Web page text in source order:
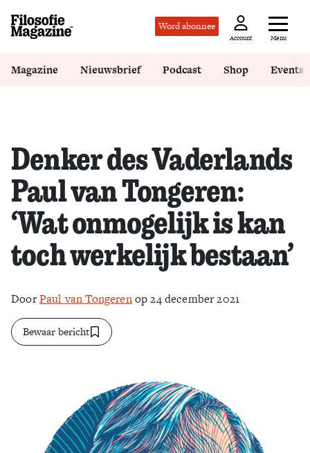
Word abonnee
Account Menu
Magazine Nieuwsbrief Podcast Shop Events
Denker des Vaderlands
Paul van Tongeren:
‘Wat onmogelijk is kan
toch werkelijk bestaan’
DoorPaul van Tongerenop 24 december 2021
Bewaar bericht